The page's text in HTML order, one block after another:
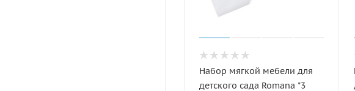
Набор мягкой мебели для
детского сада Romana "3